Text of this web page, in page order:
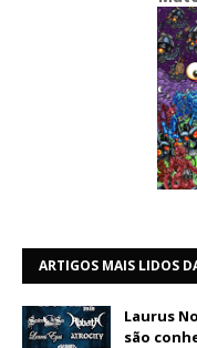
ARTIGOS MAIS LIDOS
Laurus
são